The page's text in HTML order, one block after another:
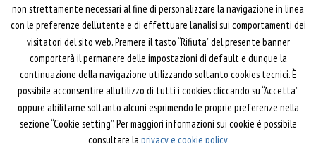
Via S. Giovanni in Laterano, 152 | 00184 Roma
T: 06 70374.275
trasporti@confartigianato.it
confartigianatotrasporti@pec.it
Privacy e Cookie Policy
Informativa
Riferimenti
non strettamente necessari al fine di personalizzare la navigazione in linea
con le preferenze dell’utente e di effettuare l’analisi sui comportamenti dei
visitatori del sito web. Premere il tasto “Rifiuta” del presente banner
comporterà il permanere delle impostazioni di default e dunque la
continuazione della navigazione utilizzando soltanto cookies tecnici. È
possibile acconsentire all’utilizzo di tutti i cookies cliccando su “Accetta”
oppure abilitarne soltanto alcuni esprimendo le proprie preferenze nella
sezione “Cookie setting”. Per maggiori informazioni sui cookie è possibile
consultare la privacy e cookie policy